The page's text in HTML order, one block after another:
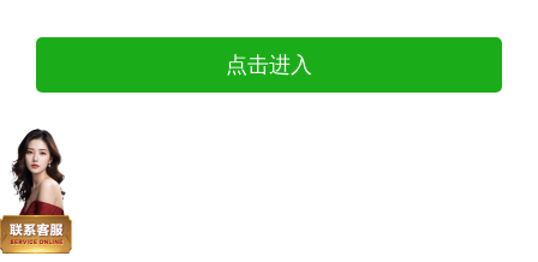
点击进入